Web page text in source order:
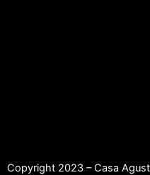
Copyright 2023 – Casa